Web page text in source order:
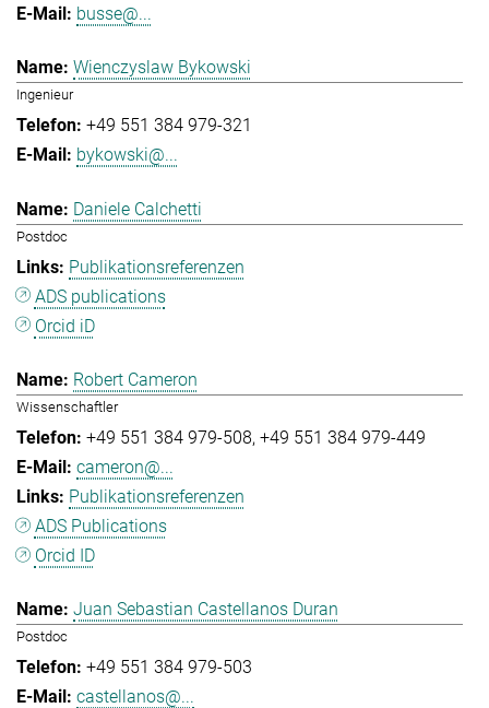
busse@...
Wienczyslaw Bykowski
Ingenieur
+49 551 384 979-321
bykowski@...
Daniele Calchetti
Postdoc
Publikationsreferenzen
ADS publications
Orcid iD
Robert Cameron
Wissenschaftler
+49 551 384 979-508 +49 551 384 979-449
cameron@...
Publikationsreferenzen
ADS Publications
Orcid ID
Juan Sebastian Castellanos Duran
Postdoc
+49 551 384 979-503
castellanos@...